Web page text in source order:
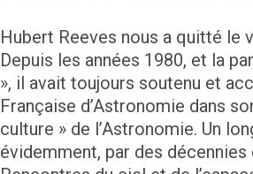
Hubert Reeves nous a quitté le
Depuis les années 1980, et la
», il avait toujours soutenu et
Française d’Astronomie dans
culture » de l’Astronomie. Un
évidemment, par des